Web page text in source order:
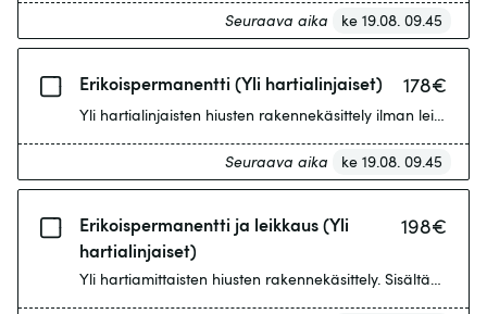
Seuraava aika ke 19.08. 09.45
Erikoispermanentti (Yli hartialinjaiset) 178€
Yli hartialinjaisten hiusten rakennekäsittely ilman
Seuraava aika ke 19.08. 09.45
Erikoispermanentti ja leikkaus (Yli
hartialinjaiset)
198€
Yli hartiamittaisten hiusten rakennekäsittely. Sisältää